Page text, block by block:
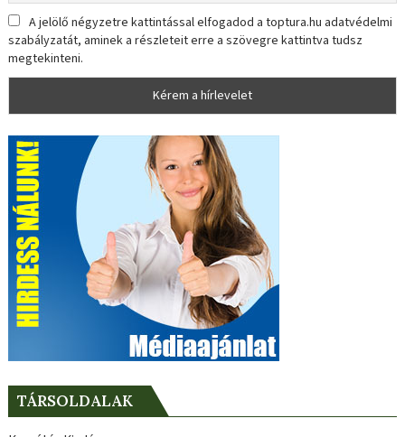
A jelölő négyzetre kattintással elfogadod a toptura.hu adatvédelmi
szabályzatát, aminek a részleteit erre a szövegre kattintva tudsz
megtekinteni.
TÁRSOLDALAK